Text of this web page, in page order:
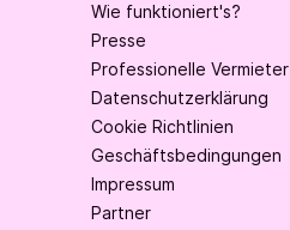
Wie funktioniert's?
Presse
Professionelle Vermieter
Datenschutzerklärung
Cookie Richtlinien
Geschäftsbedingungen
Impressum
Partner